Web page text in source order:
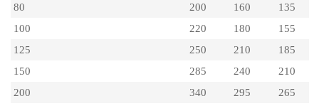
80
200 160
135
100
220 180
155
125
250 210
185
150
285 240
210
200
340 295
265